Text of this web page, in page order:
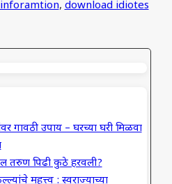
,download idiotes
गावठी उपाय – घरच्या घरी मिळवा
तरुण पिढी कुठे हरवली?
महत्त्व : स्वराज्याच्या